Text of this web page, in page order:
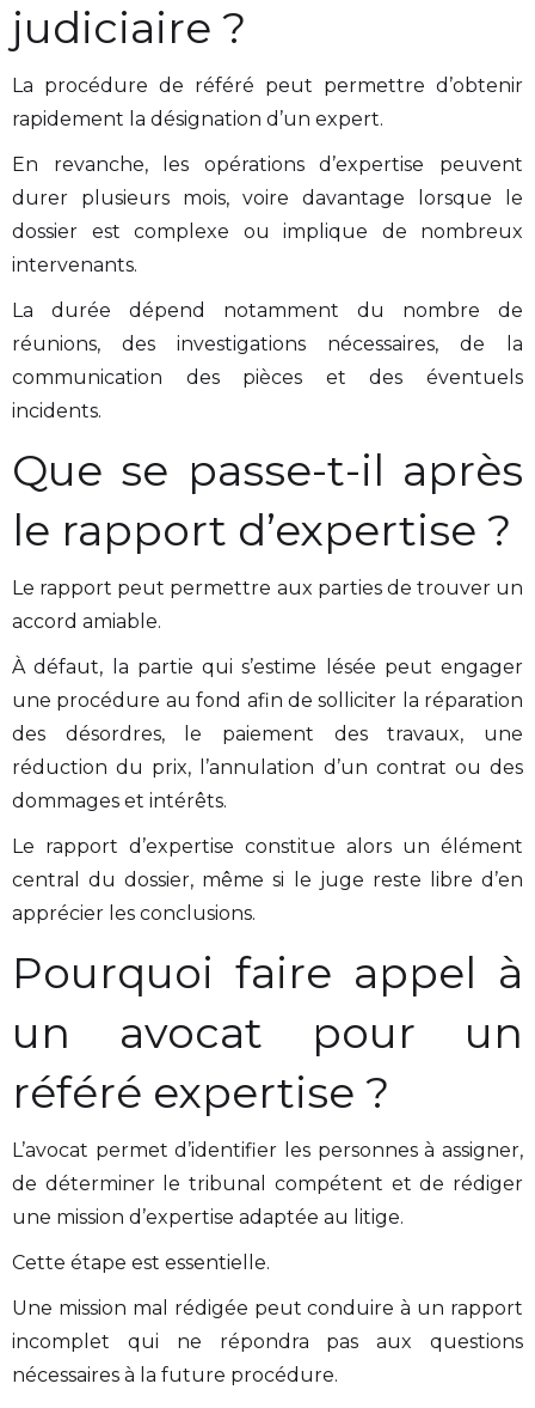
judiciaire ?
La procédure de référé peut permettre d’obtenir
rapidement la désignation d’un expert.
En revanche, les opérations d’expertise peuvent
durer plusieurs mois, voire davantage lorsque le
dossier est complexe ou implique de nombreux
intervenants.
La durée dépend notamment du nombre de
réunions, des investigations nécessaires, de la
communication des pièces et des éventuels
incidents.
Que se passe-t-il après
le rapport d’expertise ?
Le rapport peut permettre aux parties de trouver un
accord amiable.
À défaut, la partie qui s’estime lésée peut engager
une procédure au fond afin de solliciter la réparation
des désordres, le paiement des travaux, une
réduction du prix, l’annulation d’un contrat ou des
dommages et intérêts.
Le rapport d’expertise constitue alors un élément
central du dossier, même si le juge reste libre d’en
apprécier les conclusions.
Pourquoi faire appel à
un avocat pour un
référé expertise ?
L’avocat permet d’identifier les personnes à assigner,
de déterminer le tribunal compétent et de rédiger
une mission d’expertise adaptée au litige.
Cette étape est essentielle.
Une mission mal rédigée peut conduire à un rapport
incomplet qui ne répondra pas aux questions
nécessaires à la future procédure.